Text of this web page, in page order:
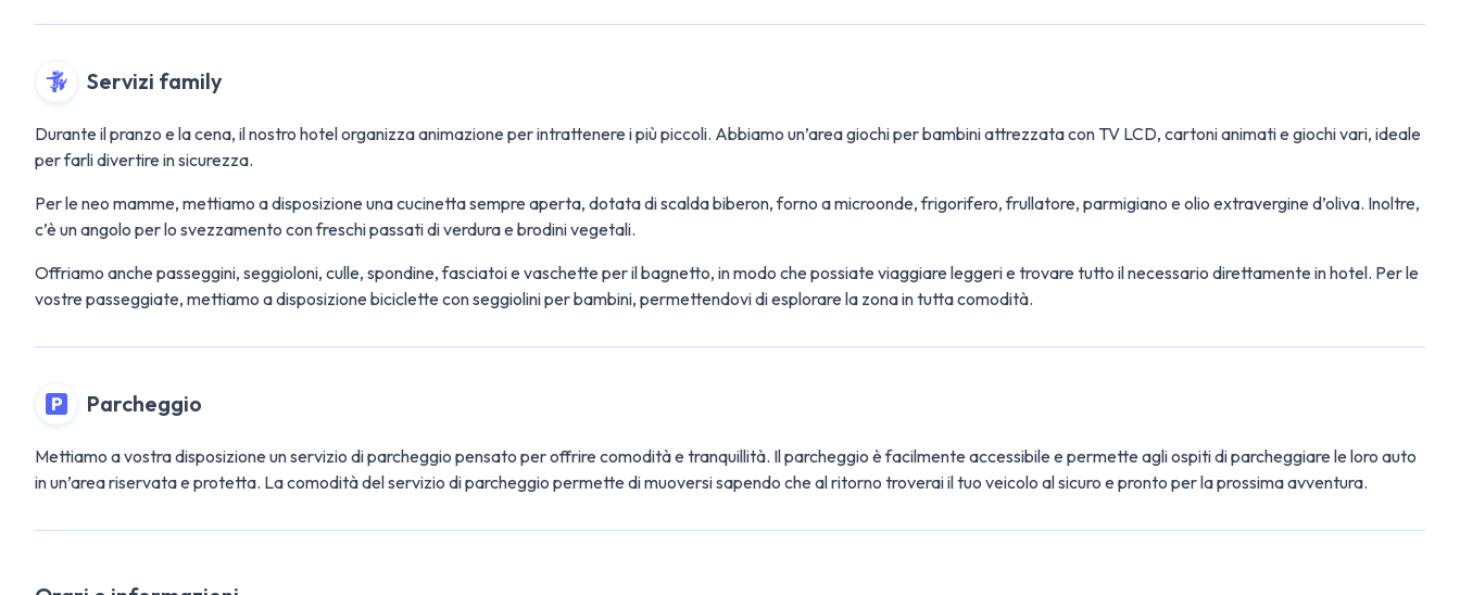
Servizi family
Durante il pranzo e la cena, il nostro hotel organizza animazione per intrattenere i più piccoli. Abbiamo un’area giochi per bambini attrezzata con TV LCD, cartoni animati e giochi vari, ideale
per farli divertire in sicurezza.
Per le neo mamme, mettiamo a disposizione una cucinetta sempre aperta, dotata di scalda biberon, forno a microonde, frigorifero, frullatore, parmigiano e olio extravergine d’oliva. Inoltre,
c’è un angolo per lo svezzamento con freschi passati di verdura e brodini vegetali.
Offriamo anche passeggini, seggioloni, culle, spondine, fasciatoi e vaschette per il bagnetto, in modo che possiate viaggiare leggeri e trovare tutto il necessario direttamente in hotel. Per le
vostre passeggiate, mettiamo a disposizione biciclette con seggiolini per bambini, permettendovi di esplorare la zona in tutta comodità.
Parcheggio
Mettiamo a vostra disposizione un servizio di parcheggio pensato per offrire comodità e tranquillità. Il parcheggio è facilmente accessibile e permette agli ospiti di parcheggiare le loro auto
in un’area riservata e protetta. La comodità del servizio di parcheggio permette di muoversi sapendo che al ritorno troverai il tuo veicolo al sicuro e pronto per la prossima avventura.